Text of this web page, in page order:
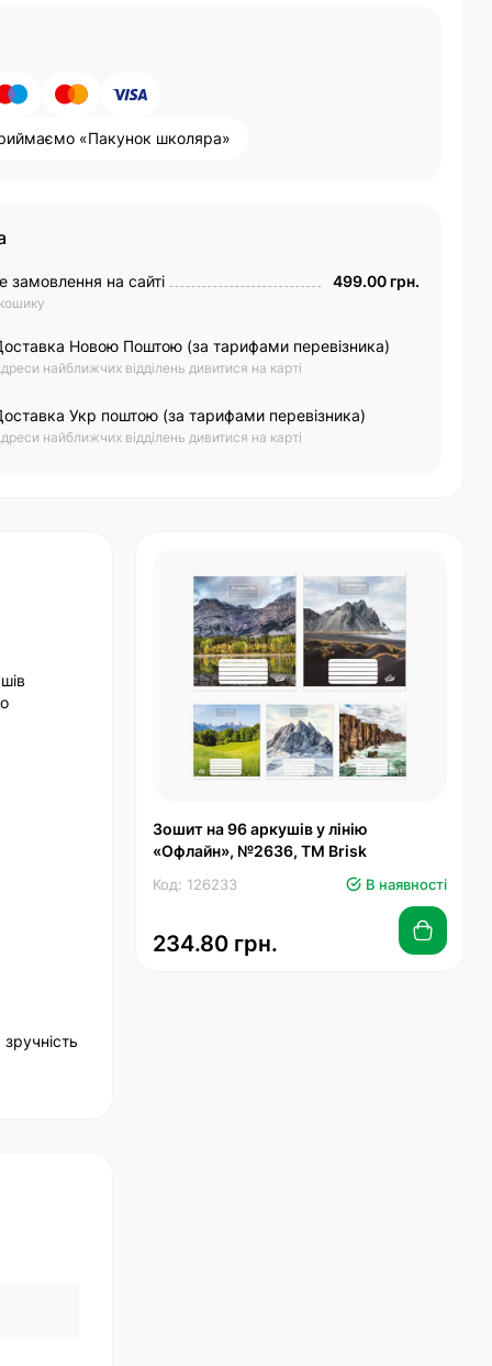
«Пакунок школяра»
замовлення на сайті 499.00 грн.
Новою Поштою (за тарифами перевізника)
найближчих відділень дивитися на карті
Укр поштою (за тарифами перевізника)
найближчих відділень дивитися на карті
Зошит на 96 аркушів у лінію
«Офлайн», №2636, ТМ Brisk
Код: 126233 В наявності
234.80 грн.